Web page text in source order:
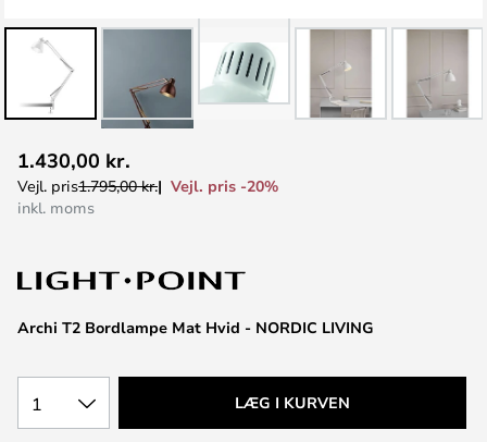
til
starten
Archi T2 Bordlampe Mat Hvid - NORDIC LIVING
1.430,00 kr.
Vejl. pris1.795,00 kr.
Vejl. pris -20%
inkl. moms
1 LÆG I KURVEN